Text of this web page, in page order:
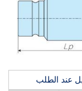
عند الطلب